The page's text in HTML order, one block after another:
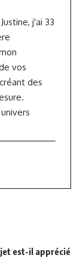
j'ai 33
vos
des
est-il apprécié